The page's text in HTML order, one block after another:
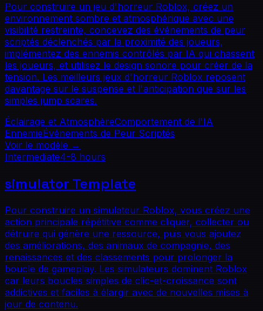
Pour construire un jeu d'horreur Roblox, créez un
environnement sombre et atmosphérique avec une
visibilité restreinte, concevez des événements de peur
scriptés déclenchés par la proximité des joueurs,
implémentez des ennemis contrôlés par IA qui chassent
les joueurs, et utilisez le design sonore pour créer de la
tension. Les meilleurs jeux d'horreur Roblox reposent
davantage sur le suspense et l'anticipation que sur les
simples jump scares.
Éclairage et AtmosphèreComportement de l'IA
EnnemieÉvénements de Peur Scriptés
Voir le modèle →
Intermediate4-8 hours
simulator Template
Pour construire un simulateur Roblox, vous créez une
action principale répétitive comme cliquer, collecter ou
détruire qui génère une ressource, puis vous ajoutez
des améliorations, des animaux de compagnie, des
renaissances et des classements pour prolonger la
boucle de gameplay. Les simulateurs dominent Roblox
car leurs boucles simples de clic-et-croissance sont
addictives et faciles à élargir avec de nouvelles mises à
jour de contenu.